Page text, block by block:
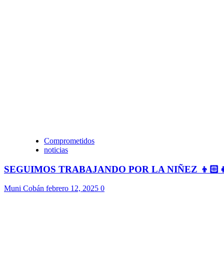
Comprometidos
noticias
SEGUIMOS TRABAJANDO POR LA NIÑEZ
Muni Cobán febrero 12, 2025 0